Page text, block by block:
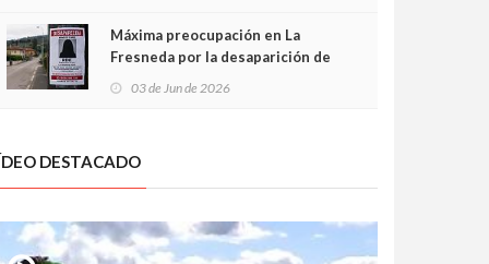
Máxima preocupación en La
Fresneda por la desaparición de
03 de Jun de 2026
DESTACADO